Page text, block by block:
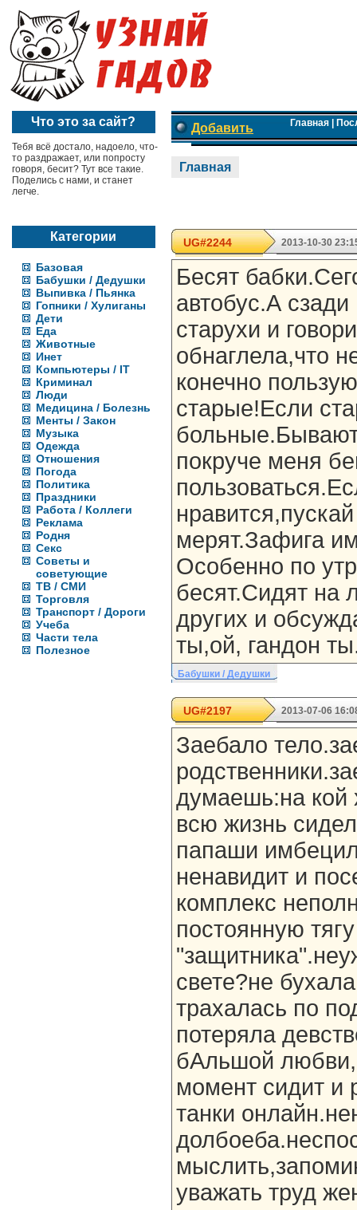
Что это за сайт?
Тебя всё достало, надоело, что-
то раздражает, или попросту
говоря, бесит? Тут все такие.
Поделись с нами, и станет
легче.
Категории
Базовая
Бабушки / Дедушки
Выпивка / Пьянка
Гопники / Хулиганы
Дети
Еда
Животные
Инет
Компьютеры / IT
Криминал
Люди
Медицина / Болезнь
Менты / Закон
Музыка
Одежда
Отношения
Погода
Политика
Праздники
Работа / Коллеги
Реклама
Родня
Секс
Советы и
советующие
ТВ / СМИ
Торговля
Транспорт / Дороги
Учеба
Части тела
Полезное
Добавить Главная
Главная
UG#2244 2013-10-30
Бесят
автобус.А
старухи и
обнаглела,что
конечно
старые!Если
больные.Бывают
покруче меня
мерят.Зафига
Особенно по
бесят.Сидят на
других и
ты,ой, гандон
Бабушки / Дедушки
UG#2197 2013-07-06
Заебало
думаешь:на кой
всю жизнь
папаши
ненавидит и
комплекс
постоянную
свете?не
трахалась по
потеряла
бАльшой
момент сидит и
танки
уважать труд